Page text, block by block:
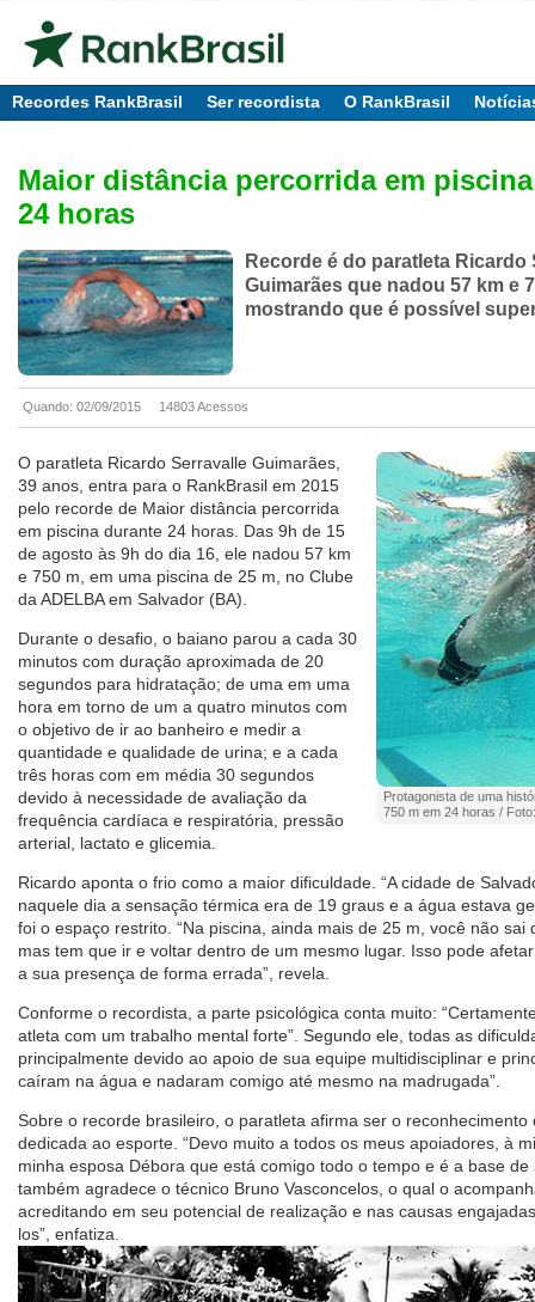
Recordes RankBrasil Ser recordista O RankBrasil
Maior distância percorrida em
24 horas
Recorde é do paratleta Ricardo
Guimarães que nadou 57 km e
mostrando que é possível
Quando: 02/09/2015 14803 Acessos
Protagonista de uma
750 m em 24 horas /
O paratleta Ricardo Serravalle Guimarães,
39 anos, entra para o RankBrasil em 2015
pelo recorde de Maior distância percorrida
em piscina durante 24 horas. Das 9h de 15
de agosto às 9h do dia 16, ele nadou 57 km
e 750 m, em uma piscina de 25 m, no Clube
da ADELBA em Salvador (BA).
Durante o desafio, o baiano parou a cada 30
minutos com duração aproximada de 20
segundos para hidratação; de uma em uma
hora em torno de um a quatro minutos com
o objetivo de ir ao banheiro e medir a
quantidade e qualidade de urina; e a cada
três horas com em média 30 segundos
devido à necessidade de avaliação da
frequência cardíaca e respiratória, pressão
arterial, lactato e glicemia.
Ricardo aponta o frio como a maior dificuldade. “A cidade de
naquele dia a sensação térmica era de 19 graus e a água estava
foi o espaço restrito. “Na piscina, ainda mais de 25 m, você não sai
mas tem que ir e voltar dentro de um mesmo lugar. Isso pode
a sua presença de forma errada”, revela.
Conforme o recordista, a parte psicológica conta muito:
atleta com um trabalho mental forte”. Segundo ele, todas as
principalmente devido ao apoio de sua equipe multidisciplinar e
caíram na água e nadaram comigo até mesmo na madrugada”.
Sobre o recorde brasileiro, o paratleta afirma ser o
dedicada ao esporte. “Devo muito a todos os meus apoiadores, à
minha esposa Débora que está comigo todo o tempo e é a base de
também agradece o técnico Bruno Vasconcelos, o qual o
acreditando em seu potencial de realização e nas causas
los”, enfatiza.